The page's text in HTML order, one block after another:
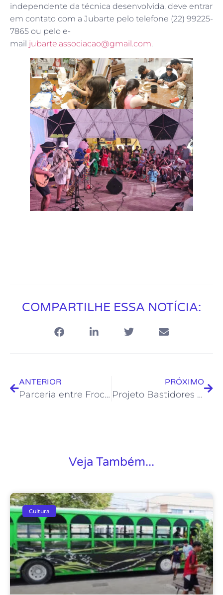
independente da técnica desenvolvida, deve entrar
em contato com a Jubarte pelo telefone (22) 99225-
7865 ou pelo e-
mail jubarte.associacao@gmail.com.
COMPARTILHE ESSA NOTÍCIA:
ANTERIOR
Parceria entre Froc e Conselho dos Direitos da Pessoa Idosa promete novidades
PRÓXIMO
Projeto Bastidores capacita alunos da rede municipal para o mercado da arte
Veja Também...
Cultura